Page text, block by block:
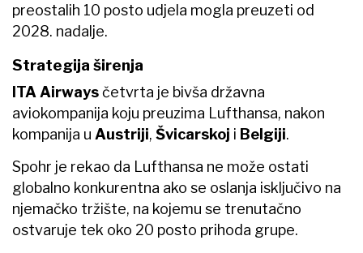
preostalih 10 posto udjela mogla preuzeti od
2028. nadalje.
Strategija širenja
ITA Airwaysčetvrta je bivša državna
aviokompanija koju preuzima Lufthansa, nakon
kompanija u Austriji, Švicarskoj i Belgiji.
Spohr je rekao da Lufthansa ne može ostati
globalno konkurentna ako se oslanja isključivo na
njemačko tržište, na kojemu se trenutačno
ostvaruje tek oko 20 posto prihoda grupe.